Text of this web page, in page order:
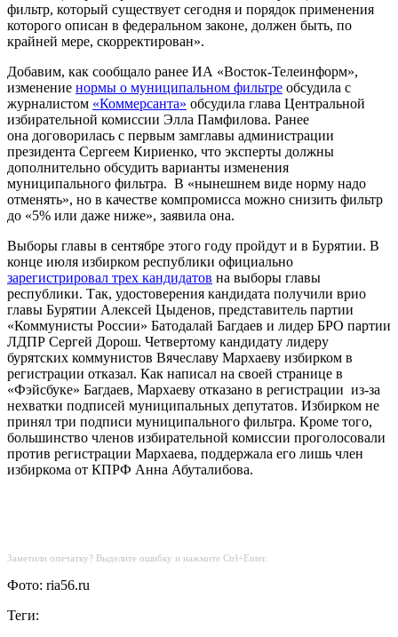
фильтр, который существует сегодня и порядок применения
которого описан в федеральном законе, должен быть, по
крайней мере, скорректирован».
Добавим, как сообщало ранее ИА «Восток-Телеинформ»,
изменение нормы о муниципальном фильтре обсудила с
журналистом «Коммерсанта» обсудила глава Центральной
избирательной комиссии Элла Памфилова. Ранее
она договорилась с первым замглавы администрации
президента Сергеем Кириенко, что эксперты должны
дополнительно обсудить варианты изменения
муниципального фильтра. В «нынешнем виде норму надо
отменять», но в качестве компромисса можно снизить фильтр
до «5% или даже ниже», заявила она.
Выборы главы в сентябре этого году пройдут и в Бурятии. В
конце июля избирком республики официально
зарегистрировал трех кандидатов на выборы главы
республики. Так, удостоверения кандидата получили врио
главы Бурятии Алексей Цыденов, представитель партии
«Коммунисты России» Батодалай Багдаев и лидер БРО партии
ЛДПР Сергей Дорош. Четвертому кандидату лидеру
бурятских коммунистов Вячеславу Мархаеву избирком в
регистрации отказал. Как написал на своей странице в
«Фэйсбуке» Багдаев, Мархаеву отказано в регистрации из-за
нехватки подписей муниципальных депутатов. Избирком не
принял три подписи муниципального фильтра. Кроме того,
большинство членов избирательной комиссии проголосовали
против регистрации Мархаева, поддержала его лишь член
избиркома от КПРФ Анна Абуталибова.
Заметили опечатку? Выделите ошибку и нажмите Ctrl+Enter.
Фото: ria56.ru
Теги: